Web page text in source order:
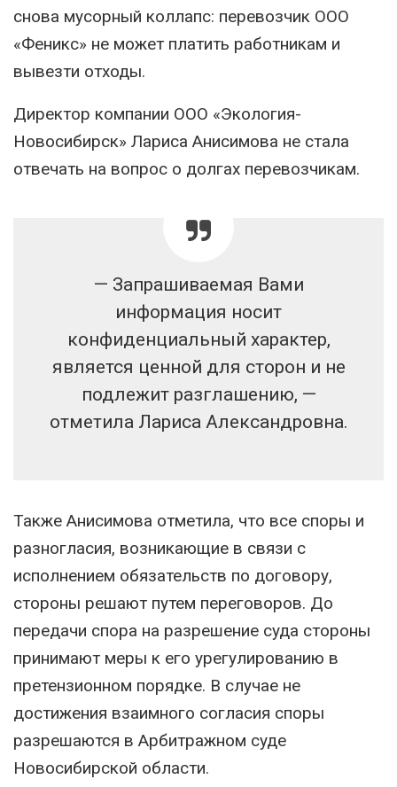
снова мусорный коллапс: перевозчик ООО
«Феникс» не может платить работникам и
вывезти отходы.
Директор компании ООО «Экология-
Новосибирск» Лариса Анисимова не стала
отвечать на вопрос о долгах перевозчикам.
— Запрашиваемая Вами
информация носит
конфиденциальный характер,
является ценной для сторон и не
подлежит разглашению, —
отметила Лариса Александровна.
Также Анисимова отметила, что все споры и
разногласия, возникающие в связи с
исполнением обязательств по договору,
стороны решают путем переговоров. До
передачи спора на разрешение суда стороны
принимают меры к его урегулированию в
претензионном порядке. В случае не
достижения взаимного согласия споры
разрешаются в Арбитражном суде
Новосибирской области.